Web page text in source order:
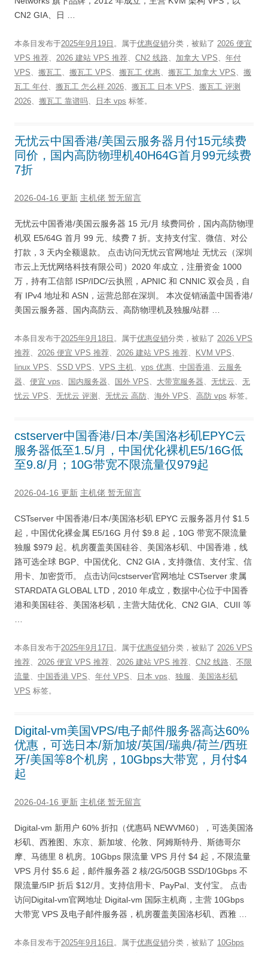
CN2 GIA、日 …
本条目发布于2025年9月19日 。属于优惠促销分类，被贴了 2026 便宜
VPS 推荐、 2026 建站 VPS 推荐、 CN2 线路、 加拿大 VPS、 年付
VPS、 搬瓦工、 搬瓦工 VPS、 搬瓦工 优惠、 搬瓦工 加拿大 VPS、 搬
瓦工 年付、 搬瓦工 怎么样 2026、 搬瓦工 日本 VPS、 搬瓦工 评测
2026、 搬瓦工 靠谱吗、 日本 vps 标签。
无忧云中国香港/美国云服务器月付15元续费
同价，国内高防物理机40H64G首月99元续费
7折
2026-04-16 更新 主机佬 暂无留言
无忧云中国香港/美国云服务器 15 元/月 续费同价，国内高防物理
机双 E5/64G 首月 99 元、续费 7 折。支持支付宝、微信、对公
打款，3 天内全额退款。 点击访问无忧云官网地址 无忧云（深圳
市云上无忧网络科技有限公司）2020 年成立，注册资金 1000
万，持有工信部 ISP/IDC/云执照，APNIC 和 CNNIC 双会员，自
有 IPv4 地址和 ASN，运营总部在深圳。 本次促销涵盖中国香港/
美国云服务器、国内高防云、高防物理机及独服/站群 …
本条目发布于2025年9月18日 。属于优惠促销分类，被贴了 2026 VPS
推荐、 2026 便宜 VPS 推荐、 2026 建站 VPS 推荐、 KVM VPS、
linux VPS、 SSD VPS、 VPS 主机、 vps 优惠、 中国香港、 云服务
器、 便宜 vps、 国内服务器、 国外 VPS、 大带宽服务器、 无忧云、 无
忧云 VPS、 无忧云 评测 、 无忧云 高防、 海外 VPS、 高防 vps 标签。
cstserver中国香港/日本/美国洛杉矶EPYC云
服务器低至1.5/月，中国优化裸机E5/16G低
至9.8/月；10G带宽不限流量仅979起
2026-04-16 更新 主机佬 暂无留言
CSTserver 中国香港/日本/美国洛杉矶 EPYC 云服务器月付 $1.5
起，中国优化裸金属 E5/16G 月付 $9.8 起，10G 带宽不限流量
独服 $979 起。机房覆盖美国硅谷、美国洛杉矶、中国香港，线
路可选全球 BGP、中国优化、CN2 GIA，支持微信、支付宝、信
用卡、加密货币。 点击访问cstserver官网地址 CSTserver 隶属
STARDATA GLOBAL LTD，2010 年成立，数据中心位于中国香
港和美国硅谷、美国洛杉矶，主营大陆优化、CN2 GIA、CUII 等
本条目发布于2025年9月17日 。属于优惠促销分类，被贴了 2026 VPS
推荐、 2026 便宜 VPS 推荐、 2026 建站 VPS 推荐、 CN2 线路、 不限
流量、 中国香港 VPS、 年付 VPS、 日本 vps、 独服、 美国洛杉矶
VPS 标签。
Digital-vm美国VPS/电子邮件服务器高达60%
优惠，可选日本/新加坡/英国/瑞典/荷兰/西班
牙/美国等8个机房，10Gbps大带宽，月付$4
起
2026-04-16 更新 主机佬 暂无留言
Digital-vm 新用户 60% 折扣（优惠码 NEWVM60），可选美国洛
杉矶、西雅图、东京、新加坡、伦敦、阿姆斯特丹、斯德哥尔
摩、马德里 8 机房。10Gbps 限流量 VPS 月付 $4 起，不限流量
VPS 月付 $5.6 起，邮件服务器 2 核/2G/50GB SSD/10Gbps 不
限流量/5IP 折后 $12/月。支持信用卡、PayPal、支付宝。 点击
访问Digital-vm官网地址 Digital-vm 国际主机商，主营 10Gbps
大带宽 VPS 及电子邮件服务器，机房覆盖美国洛杉矶、西雅 …
本条目发布于2025年9月16日 。属于优惠促销分类，被贴了 10Gbps